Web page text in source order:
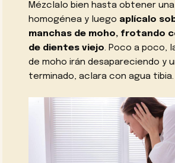
Mézclalo bien hasta obtener
homogénea y luego aplícalo
manchas de moho, frotando
de dientes viejo. Poco a poco,
de moho irán desapareciendo y
terminado, aclara con agua tibia.